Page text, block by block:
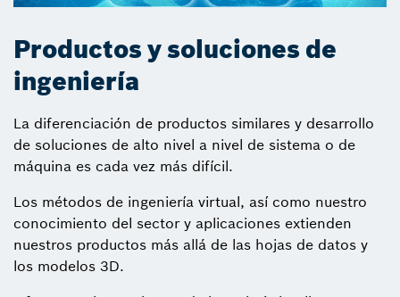
Productos y soluciones de
ingeniería
La diferenciación de productos similares y desarrollo
de soluciones de alto nivel a nivel de sistema o de
máquina es cada vez más difícil.
Los métodos de ingeniería virtual, así como nuestro
conocimiento del sector y aplicaciones extienden
nuestros productos más allá de las hojas de datos y
los modelos 3D.